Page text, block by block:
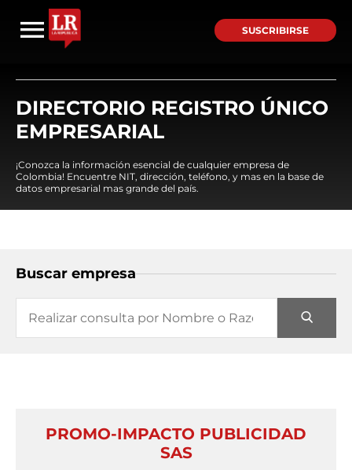
SUSCRIBIRSE
DIRECTORIO REGISTRO ÚNICO
EMPRESARIAL
¡Conozca la información esencial de cualquier empresa de
Colombia! Encuentre NIT, dirección, teléfono, y mas en la base de
datos empresarial mas grande del país.
Buscar empresa
PROMO-IMPACTO PUBLICIDAD
SAS